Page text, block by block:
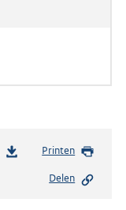
Printen
Delen